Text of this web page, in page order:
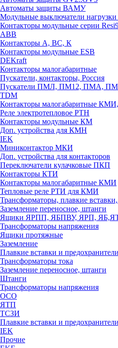
Автоматы защиты ВАМУ
Модульные выключатели
Контакторы модульные серии
ABB
Контакторы А, ВС, К
Контакторы модульные ESB
DEKraft
Контакторы малогабаритные
Пускатели, контакторы, Россия
Пускатели ПМЛ, ПМ12, ПМА,
TDM
Контакторы малогабаритные
Реле электротепловое РТН
Контакторы модульные КМ
Доп. устройства для КМН
IEK
Миниконтактор МКИ
Доп. устройства для контакторов
Переключатели кулачковые ПКП
Контакторы КТИ
Контакторы малогабаритные КМИ
Тепловые реле РTИ для КМИ
Трансформаторы, плавкие
Заземление переносное, штанги
Ящики ЯРПП, ЯБПВУ, ЯРП,
Трансформаторы напряжения
Ящики протяжные
Заземление
Плавкие вставки и предохранители
Трансформаторы тока
Заземление переносное, штанги
Штанги
Трансформаторы напряжения
ОСО
ЯТП
ТСЗИ
Плавкие вставки и предохранители
IEK
Прочие